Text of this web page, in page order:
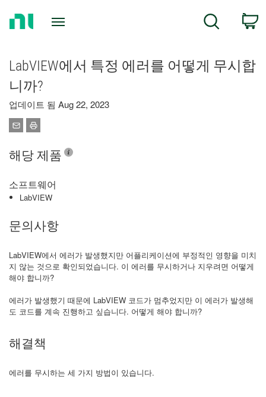
Search
LabVIEW에서 특정 에러를 어떻게 무시합
니까?
업데이트 됨 Aug 22, 2023
해당 제품
소프트웨어
LabVIEW
문의사항
LabVIEW에서 에러가 발생했지만 어플리케이션에 부정적인 영향을 미치
지 않는 것으로 확인되었습니다. 이 에러를 무시하거나 지우려면 어떻게
해야 합니까?
에러가 발생했기 때문에 LabVIEW 코드가 멈추었지만 이 에러가 발생해
도 코드를 계속 진행하고 싶습니다. 어떻게 해야 합니까?
해결책
에러를 무시하는 세 가지 방법이 있습니다.